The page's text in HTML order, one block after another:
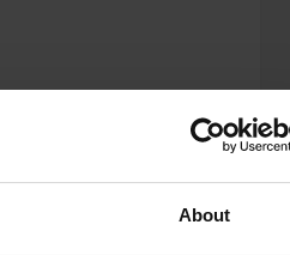
About